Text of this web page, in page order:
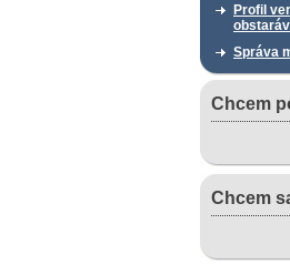
Profil
Správa
Chcem
Chcem